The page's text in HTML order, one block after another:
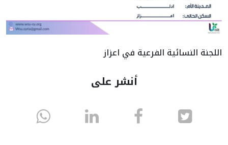
اللجنة النسائية الفرعية في اعزاز
أنشر على
انشر انشر انشر